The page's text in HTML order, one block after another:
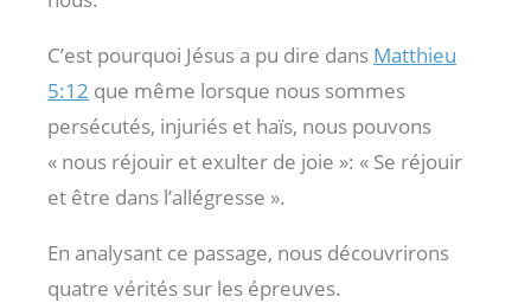
C’est pourquoi Jésus a pu dire dans Matthieu
5:12 que même lorsque nous sommes
persécutés, injuriés et haïs, nous pouvons
« nous réjouir et exulter de joie »: « Se réjouir
et être dans l’allégresse ».
En analysant ce passage, nous découvrirons
quatre vérités sur les épreuves.